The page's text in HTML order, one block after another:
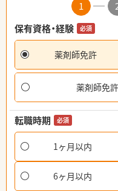
1
保有資格・経験
必須
薬剤師免許
薬剤師免許
転職時期 必須
1ヶ月以内
6ヶ月以内